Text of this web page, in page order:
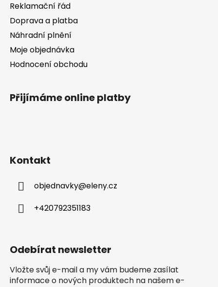
Reklamační řád
Doprava a platba
Náhradní plnění
Moje objednávka
Hodnocení obchodu
Přijímáme online platby
Kontakt
objednavky@eleny.cz
+420792351183
Odebírat newsletter
Vložte svůj e-mail a my vám budeme zasílat
informace o nových produktech na našem e-